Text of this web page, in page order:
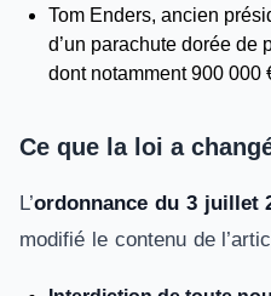
Tom Enders, ancien
d’un parachute dorée de
dont notamment 900 000
Ce que la loi a
L’ordonnance du 3 juillet
modifié le contenu de